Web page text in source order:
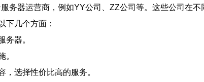
务器运营商，例如YY公司、ZZ公司等。这些公司在
下几个方面：
务器。
。
选择性价比高的服务。